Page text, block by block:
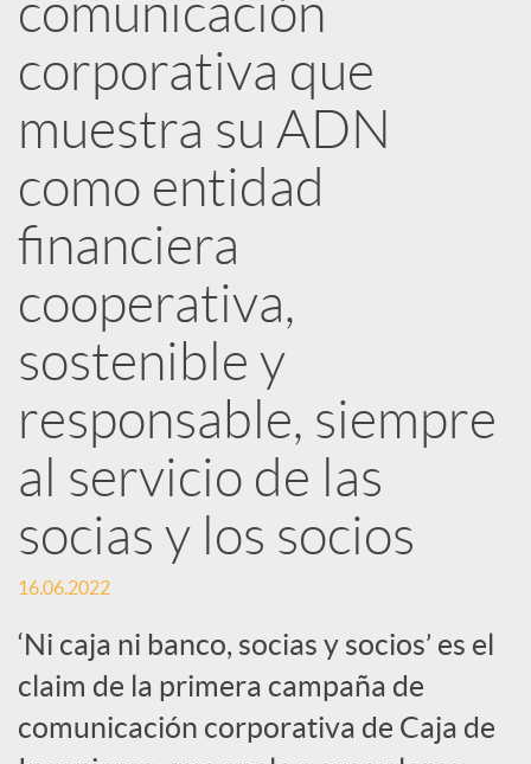
c
a
d
o
r
d
e
c
o
comunicación
corporativa que
muestra su ADN
como entidad
financiera
cooperativa,
sostenible y
responsable, siempre
al servicio de las
socias y los socios
16.06.2022
‘Ni caja ni banco, socias y socios’ es el
claim de la primera campaña de
comunicación corporativa de Caja de